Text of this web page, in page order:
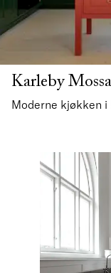
Karleby Mossa
Moderne kjøkken